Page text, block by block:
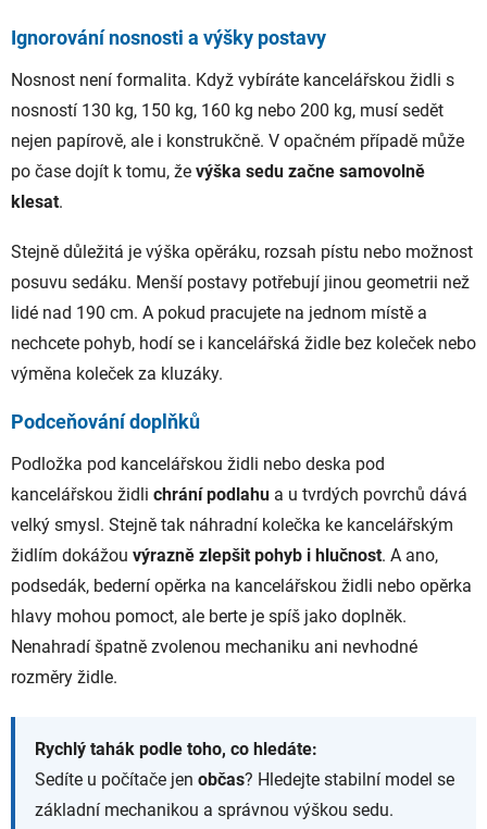
Ignorování nosnosti a výšky postavy
Nosnost není formalita. Když vybíráte kancelářskou židli s
nosností 130 kg, 150 kg, 160 kg nebo 200 kg, musí sedět
nejen papírově, ale i konstrukčně. V opačném případě může
po čase dojít k tomu, že výška sedu začne samovolně
klesat.
Stejně důležitá je výška opěráku, rozsah pístu nebo možnost
posuvu sedáku. Menší postavy potřebují jinou geometrii než
lidé nad 190 cm. A pokud pracujete na jednom místě a
nechcete pohyb, hodí se i kancelářská židle bez koleček nebo
výměna koleček za kluzáky.
Podceňování doplňků
Podložka pod kancelářskou židli nebo deska pod
kancelářskou židli chrání podlahu a u tvrdých povrchů dává
velký smysl. Stejně tak náhradní kolečka ke kancelářským
židlím dokážou výrazně zlepšit pohyb i hlučnost. A ano,
podsedák, bederní opěrka na kancelářskou židli nebo opěrka
hlavy mohou pomoct, ale berte je spíš jako doplněk.
Nenahradí špatně zvolenou mechaniku ani nevhodné
rozměry židle.
Rychlý tahák podle toho, co hledáte:
Sedíte u počítače jen občas? Hledejte stabilní model se
základní mechanikou a správnou výškou sedu.